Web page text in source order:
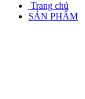
Trang chủ
SẢN PHẨM